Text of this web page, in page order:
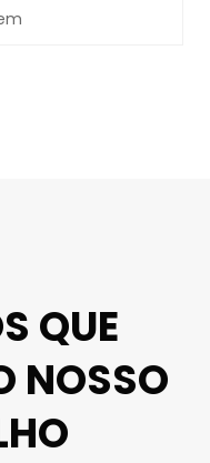
QUE
NOSSO